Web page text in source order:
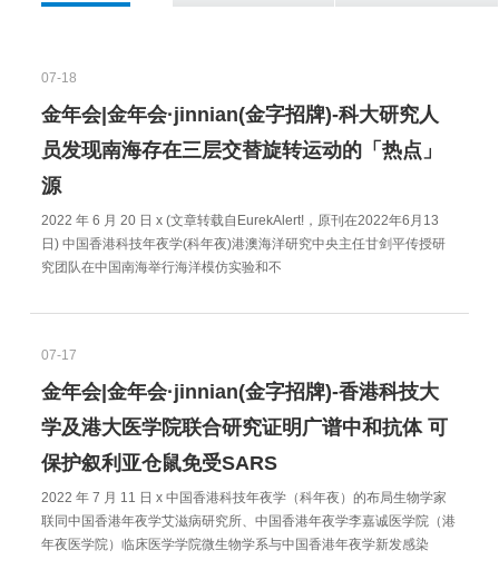
07-18
金年会|金年会·jinnian(金字招牌)-科大研究人
员发现南海存在三层交替旋转运动的「热点」
源
2022 年 6 月 20 日 x (文章转载自EurekAlert!，原刊在2022年6月13
日) 中国香港科技年夜学(科年夜)港澳海洋研究中央主任甘剑平传授研
究团队在中国南海举行海洋模仿实验和不
07-17
金年会|金年会·jinnian(金字招牌)-香港科技大
学及港大医学院联合研究证明广谱中和抗体 可
保护叙利亚仓鼠免受SARS
2022 年 7 月 11 日 x 中国香港科技年夜学（科年夜）的布局生物学家
联同中国香港年夜学艾滋病研究所、中国香港年夜学李嘉诚医学院（港
年夜医学院）临床医学学院微生物学系与中国香港年夜学新发感染